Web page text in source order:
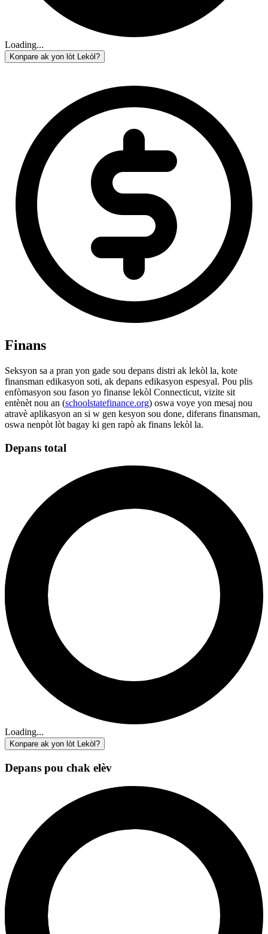
Loading...
Konpare ak yon lòt Lekòl?
Finans
Seksyon sa a pran yon gade sou depans distri ak lekòl la, kote
finansman edikasyon soti, ak depans edikasyon espesyal. Pou plis
enfòmasyon sou fason yo finanse lekòl Connecticut, vizite sit
entènèt nou an (schoolstatefinance.org) oswa voye yon mesaj nou
atravè aplikasyon an si w gen kesyon sou done, diferans finansman,
oswa nenpòt lòt bagay ki gen rapò ak finans lekòl la.
Depans total
Loading...
Konpare ak yon lòt Lekòl?
Depans pou chak elèv